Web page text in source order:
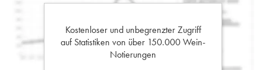
Kostenloser und unbegrenzter Zugriff
auf Statistiken von über 150.000 Wein-
Notierungen